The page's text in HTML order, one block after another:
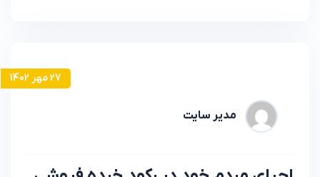
27 مهر 1402
مدیر سایت